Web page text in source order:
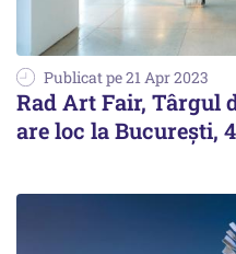
Publicat pe 21 Apr 2023
Rad Art Fair, Târgul
are loc la București,